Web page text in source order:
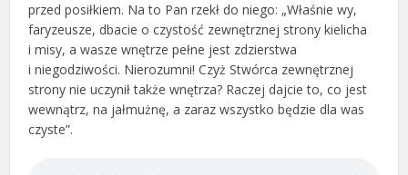
przed posiłkiem. Na to Pan rzekł do niego: „Właśnie wy,
faryzeusze, dbacie o czystość zewnętrznej strony kielicha
i misy, a wasze wnętrze pełne jest zdzierstwa
i niegodziwości. Nierozumni! Czyż Stwórca zewnętrznej
strony nie uczynił także wnętrza? Raczej dajcie to, co jest
wewnątrz, na jałmużnę, a zaraz wszystko będzie dla was
czyste”.